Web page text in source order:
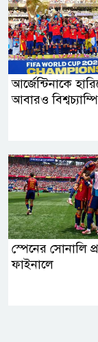
আর্জেন্টিনাকে
আবারও
স্পেনের সোনালি
ফাইনালে